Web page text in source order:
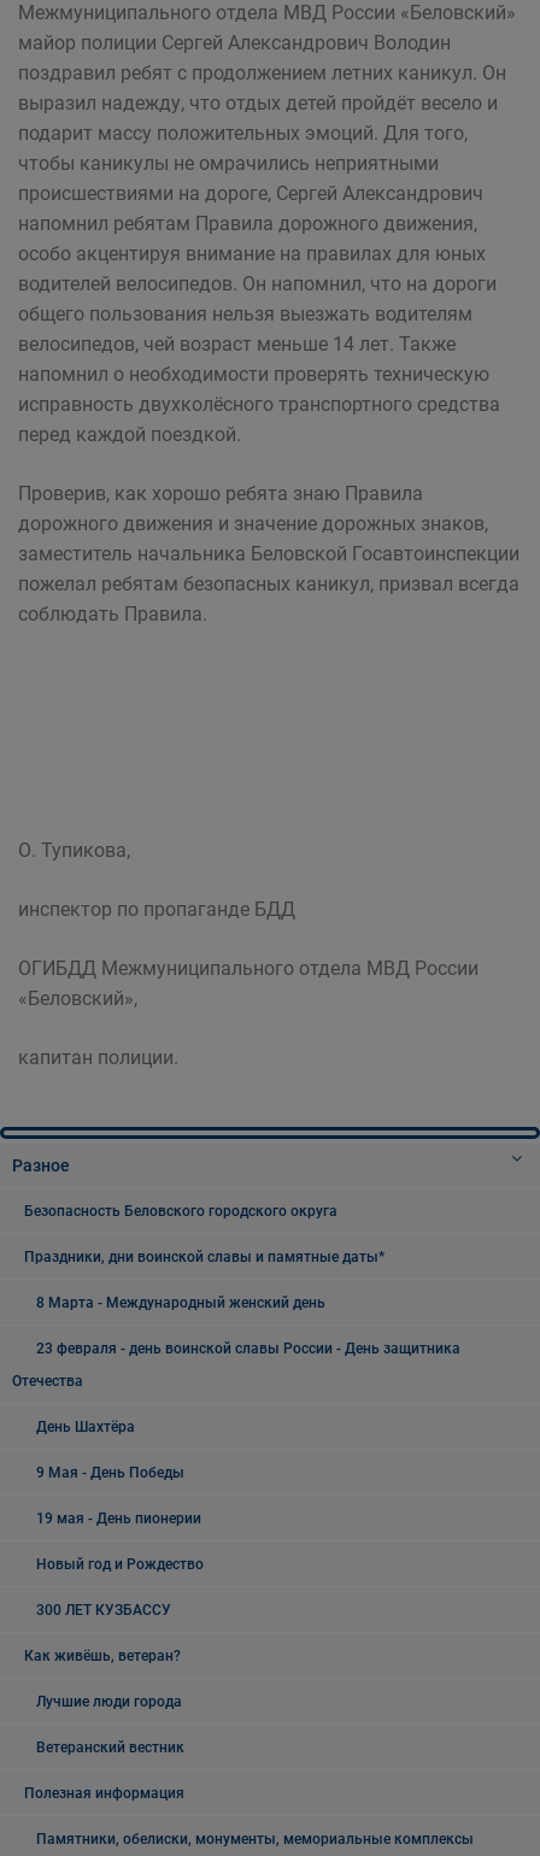
Межмуниципального отдела МВД России «Беловский»
майор полиции Сергей Александрович Володин
поздравил ребят с продолжением летних каникул. Он
выразил надежду, что отдых детей пройдёт весело и
подарит массу положительных эмоций. Для того,
чтобы каникулы не омрачились неприятными
происшествиями на дороге, Сергей Александрович
напомнил ребятам Правила дорожного движения,
особо акцентируя внимание на правилах для юных
водителей велосипедов. Он напомнил, что на дороги
общего пользования нельзя выезжать водителям
велосипедов, чей возраст меньше 14 лет. Также
напомнил о необходимости проверять техническую
исправность двухколёсного транспортного средства
перед каждой поездкой.
Проверив, как хорошо ребята знаю Правила
дорожного движения и значение дорожных знаков,
заместитель начальника Беловской Госавтоинспекции
пожелал ребятам безопасных каникул, призвал всегда
соблюдать Правила.
О. Тупикова,
инспектор по пропаганде БДД
ОГИБДД Межмуниципального отдела МВД России
«Беловский»,
капитан полиции.
Разное
Безопасность Беловского городского округа
Праздники, дни воинской славы и памятные даты*
8 Марта - Международный женский день
23 февраля - день воинской славы России - День защитника
Отечества
День Шахтёра
9 Мая - День Победы
19 мая - День пионерии
Новый год и Рождество
300 ЛЕТ КУЗБАССУ
Как живёшь, ветеран?
Лучшие люди города
Ветеранский вестник
Полезная информация
Памятники, обелиски, монументы, мемориальные комплексы